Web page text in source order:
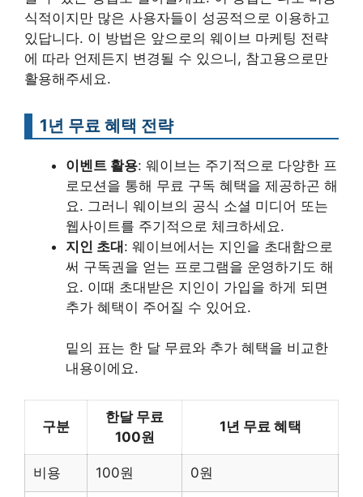
식적이지만 많은 사용자들이 성공적으로 이용하고
있답니다. 이 방법은 앞으로의 웨이브 마케팅 전략
에 따라 언제든지 변경될 수 있으니, 참고용으로만
활용해주세요.
1년 무료 혜택 전략
이벤트 활용: 웨이브는 주기적으로 다양한 프
로모션을 통해 무료 구독 혜택을 제공하곤 해
요. 그러니 웨이브의 공식 소셜 미디어 또는
웹사이트를 주기적으로 체크하세요.
지인 초대: 웨이브에서는 지인을 초대함으로
써 구독권을 얻는 프로그램을 운영하기도 해
요. 이때 초대받은 지인이 가입을 하게 되면
추가 혜택이 주어질 수 있어요.
밑의 표는 한 달 무료와 추가 혜택을 비교한
내용이에요.
구분
한달 무료
100원
1년 무료 혜택
비용 100원 0원